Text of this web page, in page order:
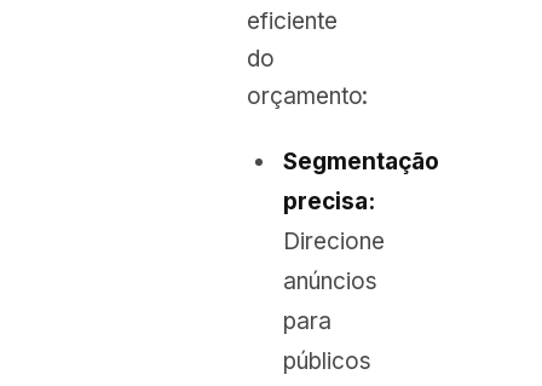
eficiente
do
orçamento:
Segmentação
precisa:
Direcione
anúncios
para
públicos